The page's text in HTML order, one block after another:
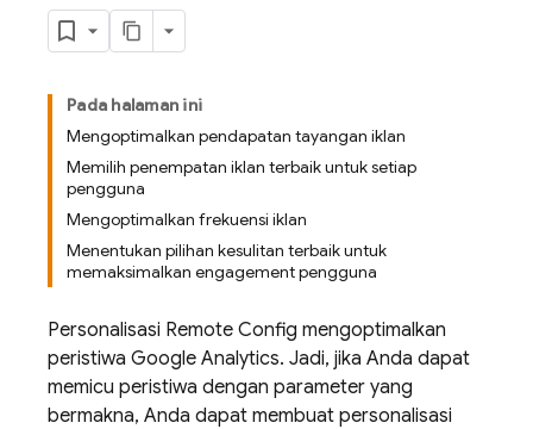
Pada halaman ini
Mengoptimalkan pendapatan tayangan iklan
Memilih penempatan iklan terbaik untuk setiap
pengguna
Mengoptimalkan frekuensi iklan
Menentukan pilihan kesulitan terbaik untuk
memaksimalkan engagement pengguna
Personalisasi Remote Config mengoptimalkan
peristiwa Google Analytics. Jadi, jika Anda dapat
memicu peristiwa dengan parameter yang
bermakna, Anda dapat membuat personalisasi